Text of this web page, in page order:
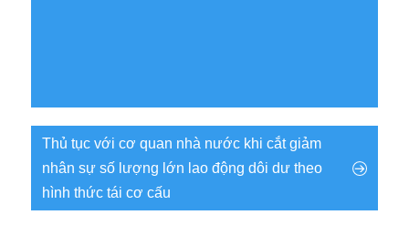
Thủ tục với cơ quan nhà nước khi cắt giảm
nhân sự số lượng lớn lao động dôi dư theo
hình thức tái cơ cấu